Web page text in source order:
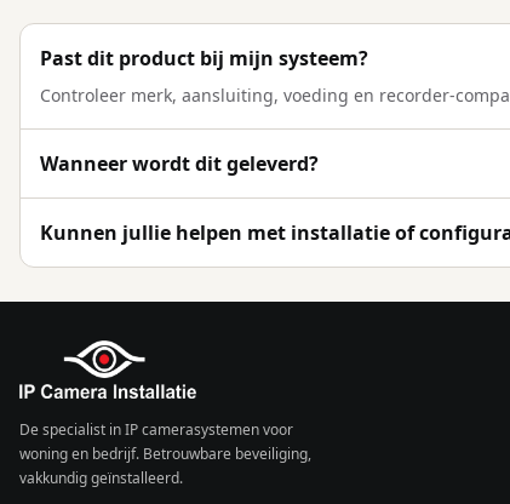
Past dit product bij mijn systeem?
Controleer merk, aansluiting, voeding en recorder-
Wanneer wordt dit geleverd?
Kunnen jullie helpen met installatie of
De specialist in IP camerasystemen voor
woning en bedrijf. Betrouwbare beveiliging,
vakkundig geïnstalleerd.